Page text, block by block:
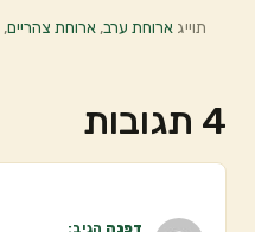
תוייג ארוחת ערב, ארוחת צהריים,
4 תגובות
דפנה הגיב: